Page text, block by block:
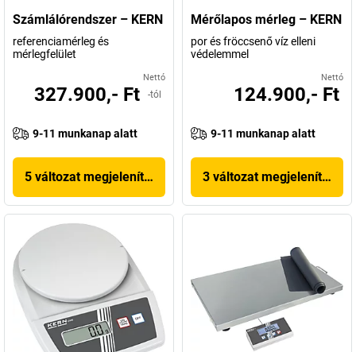
Számlálórendszer – KERN
referenciamérleg és
mérlegfelület
Nettó
327.900,- Ft -tól
9-11 munkanap alatt
5 változat megjelenítése
Mérőlapos mérleg – KERN
por és fröccsenő víz elleni
védelemmel
Nettó
124.900,- Ft
9-11 munkanap alatt
3 változat megjelenítése